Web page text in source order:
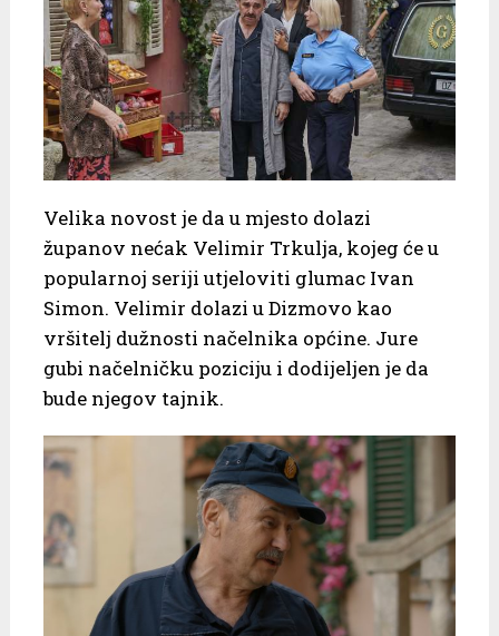
Velika novost je da u mjesto dolazi
županov nećak Velimir Trkulja, kojeg će u
popularnoj seriji utjeloviti glumac Ivan
Simon. Velimir dolazi u Dizmovo kao
vršitelj dužnosti načelnika općine. Jure
gubi načelničku poziciju i dodijeljen je da
bude njegov tajnik.